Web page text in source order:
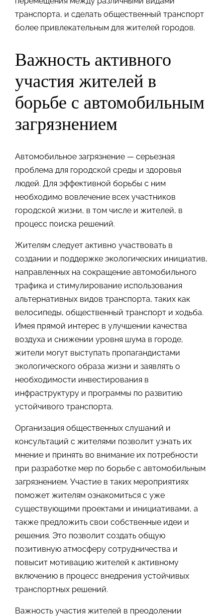
транспорта, и сделать общественный транспорт
более привлекательным для жителей городов.
Важность активного
участия жителей в
борьбе с автомобильным
загрязнением
Автомобильное загрязнение — серьезная
проблема для городской среды и здоровья
людей. Для эффективной борьбы с ним
необходимо вовлечение всех участников
городской жизни, в том числе и жителей, в
процесс поиска решений.
Жителям следует активно участвовать в
создании и поддержке экологических инициатив,
направленных на сокращение автомобильного
трафика и стимулирование использования
альтернативных видов транспорта, таких как
велосипеды, общественный транспорт и ходьба.
Имея прямой интерес в улучшении качества
воздуха и снижении уровня шума в городе,
жители могут выступать пропагандистами
экологического образа жизни и заявлять о
необходимости инвестирования в
инфраструктуру и программы по развитию
устойчивого транспорта.
Организация общественных слушаний и
консультаций с жителями позволит узнать их
мнение и принять во внимание их потребности
при разработке мер по борьбе с автомобильным
загрязнением. Участие в таких мероприятиях
поможет жителям ознакомиться с уже
существующими проектами и инициативами, а
также предложить свои собственные идеи и
решения. Это позволит создать общую
позитивную атмосферу сотрудничества и
повысит мотивацию жителей к активному
включению в процесс внедрения устойчивых
транспортных решений.
Важность участия жителей в преодолении